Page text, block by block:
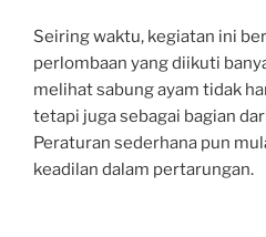
Seiring waktu, kegiatan ini
perlombaan yang diikuti
melihat sabung ayam tidak
tetapi juga sebagai bagian
Peraturan sederhana pun
keadilan dalam pertarungan.